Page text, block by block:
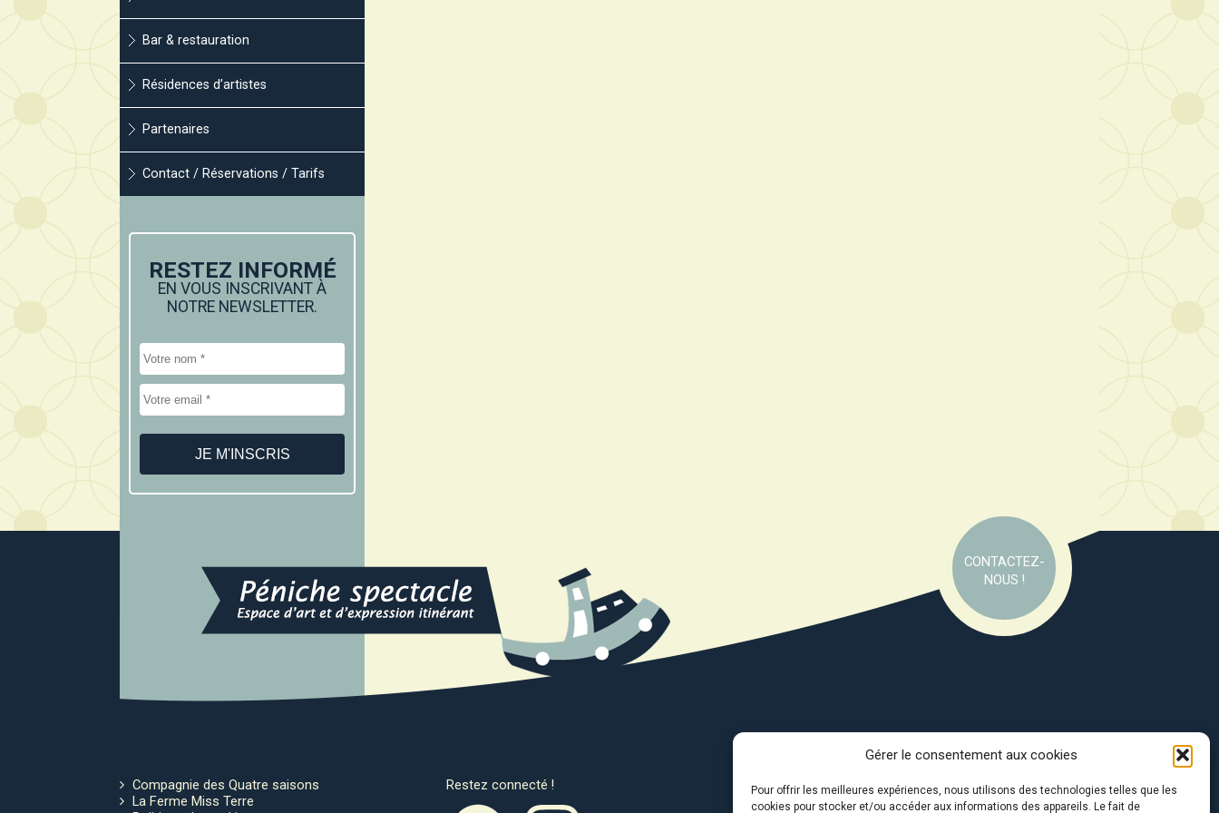
Gérer le consentement aux cookies
Pour offrir les meilleures expériences, nous utilisons des technologies telles que les
cookies pour stocker et/ou accéder aux informations des appareils. Le fait de
Bar & restauration
Résidences d’artistes
Partenaires
Contact / Réservations / Tarifs
RESTEZ INFORMÉ
EN VOUS INSCRIVANT À
NOTRE NEWSLETTER.
CONTACTEZ-
NOUS !
Compagnie des Quatre saisons
La Ferme Miss Terre
Restez connecté ! Avec le soutien de :